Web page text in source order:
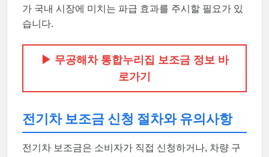
가 국내 시장에 미치는 파급 효과를 주시할 필요가 있
습니다.
▶ 무공해차 통합누리집 보조금 정보 바
로가기
전기차 보조금 신청 절차와 유의사항
전기차 보조금은 소비자가 직접 신청하거나, 차량 구